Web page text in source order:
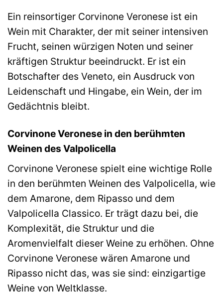
Ein reinsortiger Corvinone Veronese ist ein
Wein mit Charakter, der mit seiner intensiven
Frucht, seinen würzigen Noten und seiner
kräftigen Struktur beeindruckt. Er ist ein
Botschafter des Veneto, ein Ausdruck von
Leidenschaft und Hingabe, ein Wein, der im
Gedächtnis bleibt.
Corvinone Veronese in den berühmten
Weinen des Valpolicella
Corvinone Veronese spielt eine wichtige Rolle
in den berühmten Weinen des Valpolicella, wie
dem Amarone, dem Ripasso und dem
Valpolicella Classico. Er trägt dazu bei, die
Komplexität, die Struktur und die
Aromenvielfalt dieser Weine zu erhöhen. Ohne
Corvinone Veronese wären Amarone und
Ripasso nicht das, was sie sind: einzigartige
Weine von Weltklasse.